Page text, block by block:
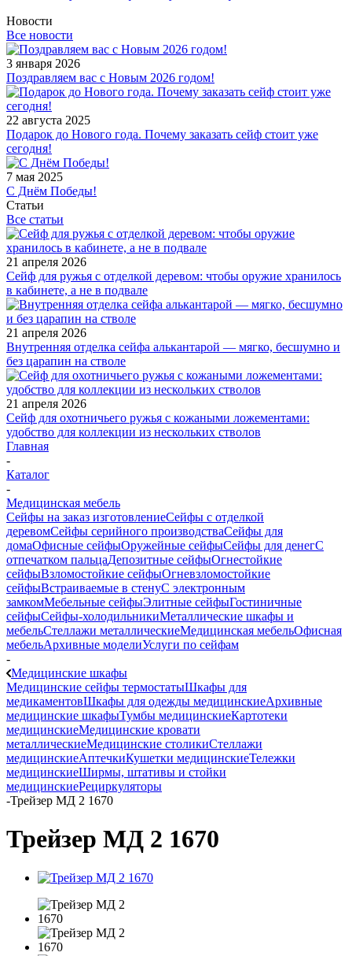
Новости
Все новости
3 января 2026
Поздравляем вас с Новым 2026 годом!
22 августа 2025
Подарок до Нового года. Почему заказать сейф стоит уже
сегодня!
7 мая 2025
С Днём Победы!
Статьи
Все статьи
21 апреля 2026
Сейф для ружья с отделкой деревом: чтобы оружие хранилось
в кабинете, а не в подвале
21 апреля 2026
Внутренняя отделка сейфа алькантарой — мягко, бесшумно и
без царапин на стволе
21 апреля 2026
Сейф для охотничьего ружья с кожаными ложементами:
удобство для коллекции из нескольких стволов
Главная
-
Каталог
-
Медицинская мебель
Сейфы на заказ изготовлениеСейфы с отделкой
деревомСейфы серийного производстваСейфы для
домаОфисные сейфыОружейные сейфыСейфы для денегС
отпечатком пальцаДепозитные сейфыОгнестойкие
сейфыВзломостойкие сейфыОгневзломостойкие
сейфыВстраиваемые в стенуС электронным
замкомМебельные сейфыЭлитные сейфыГостиничные
сейфыСейфы-холодильникиМеталлические шкафы и
мебельСтеллажи металлическиеМедицинская мебельОфисная
мебельАрхивные моделиУслуги по сейфам
-
Медицинские шкафы
Медицинские сейфы термостатыШкафы для
медикаментовШкафы для одежды медицинскиеАрхивные
медицинские шкафыТумбы медицинскиеКартотеки
медицинскиеМедицинские кровати
металлическиеМедицинские столикиСтеллажи
медицинскиеАптечкиКушетки медицинскиеТележки
медицинскиеШирмы, штативы и стойки
медицинскиеРециркуляторы
-Трейзер МД 2 1670
Трейзер МД 2 1670